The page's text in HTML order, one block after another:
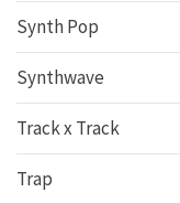
Synth Pop
Synthwave
Track x Track
Trap